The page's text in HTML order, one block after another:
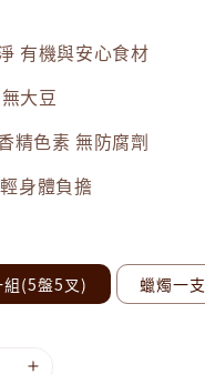
有機與安心食材
大豆
精色素 無防腐劑
身體負擔
(5盤5叉) 蠟燭一支